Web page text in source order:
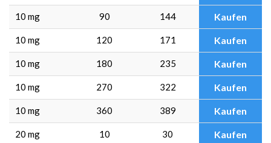
10 mg 90 144 Kaufen
10 mg 120 171 Kaufen
10 mg 180 235 Kaufen
10 mg 270 322 Kaufen
10 mg 360 389 Kaufen
20 mg 10 30 Kaufen